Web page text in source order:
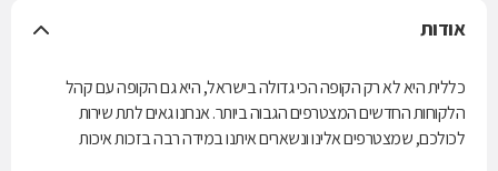
אודות
כללית היא לא רק הקופה הכי גדולה בישראל, היא גם הקופה עם קהל
הלקוחות החדשים המצטרפים הגבוה ביותר. אנחנו גאים לתת שירות
לכולכם, שמצטרפים אלינו ונשארים איתנו במידה רבה בזכות איכות